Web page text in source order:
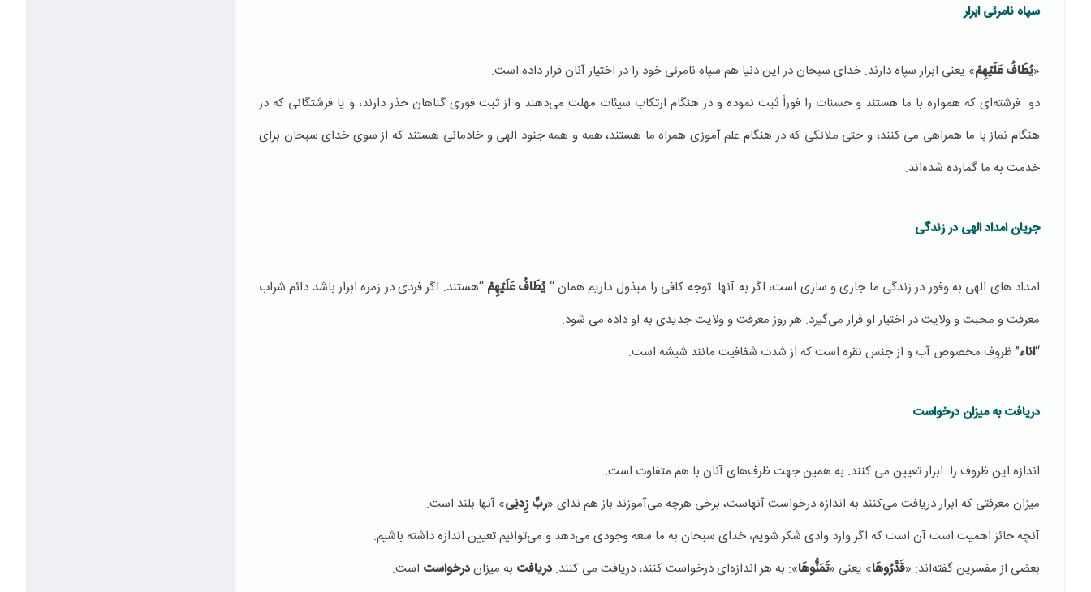
سپاه نامرئی ابرار
«يُطَافُ عَلَيْهِمْ» یعنی ابرار سپاه دارند. خدای سبحان در این دنیا هم سپاه نامرئی خود را در اختیار آنان قرار داده است.
دو فرشته‌ای که همواره با ما هستند و حسنات را فوراً ثبت نموده و در هنگام ارتکاب سیئات مهلت می‌دهند و از ثبت فوری گناهان حذر دارند، و یا فرشتگانی که در
هنگام نماز با ما همراهی می کنند، و حتی ملائکی که در هنگام علم آموزی همراه ما هستند، همه و همه جنود الهی و خادمانی هستند که از سوی خدای سبحان برای
خدمت به ما گمارده شده‌اند.
جریان امداد الهی در زندگی
امداد های الهی به وفور در زندگی ما جاری و ساری است، اگر به آنها توجه کافی را مبذول داریم همان “ يُطَافُ عَلَيْهِمْ “هستند. اگر فردی در زمره ابرار باشد دائم شراب
معرفت و محبت و ولایت در اختیار او قرار می‌گیرد. هر روز معرفت و ولایت جدیدی به او داده می شود.
“اناء” ظروف مخصوص آب و از جنس نقره است که از شدت شفافیت مانند شیشه است.
دریافت به میزان درخواست
اندازه این ظروف را ابرار تعیین می کنند. به همین جهت ظرف‌های آنان با هم متفاوت است.
میزان معرفتی که ابرار دریافت می‌کنند به اندازه درخواست آنهاست، برخی هرچه می‌آموزند باز هم ندای «ربِّ زِدنِی» آنها بلند است.
آنچه حائز اهمیت است آن است که اگر وارد وادی شکر شویم، خدای سبحان به ما سعه وجودی می‌دهد و می‌توانیم تعیین اندازه داشته باشیم.
بعضی از مفسرین گفته‌اند: «قَدَّرُوهَا» یعنی «تَمَنُّوهَا»: به هر اندازه‌ای درخواست کنند، دریافت می کنند. دریافت به میزاندرخواست است.